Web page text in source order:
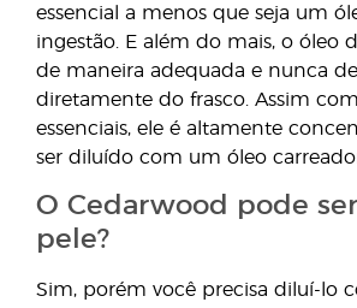
essencial a menos que seja um
ingestão. E além do mais, o óleo
de maneira adequada e nunca
diretamente do frasco. Assim
essenciais, ele é altamente
ser diluído com um óleo
O Cedarwood pode
pele?
Sim, porém você precisa diluí-lo